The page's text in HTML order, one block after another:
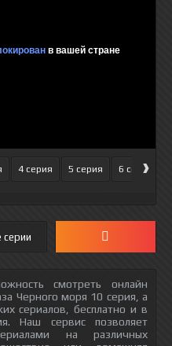
4 серия 5 серия 6 серия
›
серии
смотреть онлайн
Черного моря 10 серия, а
сериалов, бесплатно и в
Наш сервис позволяет
на различных